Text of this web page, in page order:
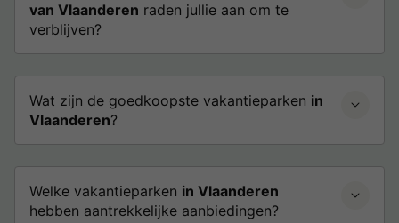
van Vlaanderen raden jullie aan om te
verblijven?
Wat zijn de goedkoopste vakantieparken in
Vlaanderen?
Welke vakantieparken in Vlaanderen
hebben aantrekkelijke aanbiedingen?